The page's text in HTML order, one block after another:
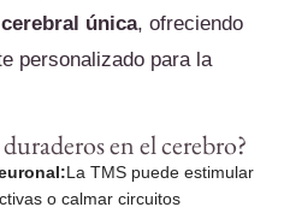
única, ofreciendo
personalizado para la
en el cerebro?
La TMS puede estimular
o calmar circuitos